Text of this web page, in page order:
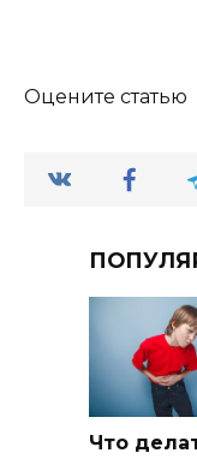
Оцените статью
Что